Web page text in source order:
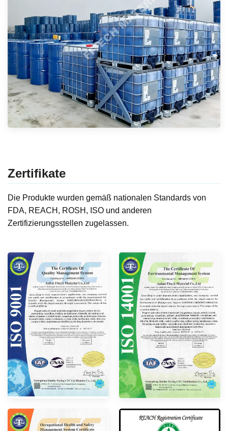
Zertifikate
Die Produkte wurden gemäß nationalen Standards von
FDA, REACH, ROSH, ISO und anderen
Zertifizierungsstellen zugelassen.